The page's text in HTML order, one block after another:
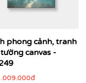
phong cảnh, tranh
canvas -